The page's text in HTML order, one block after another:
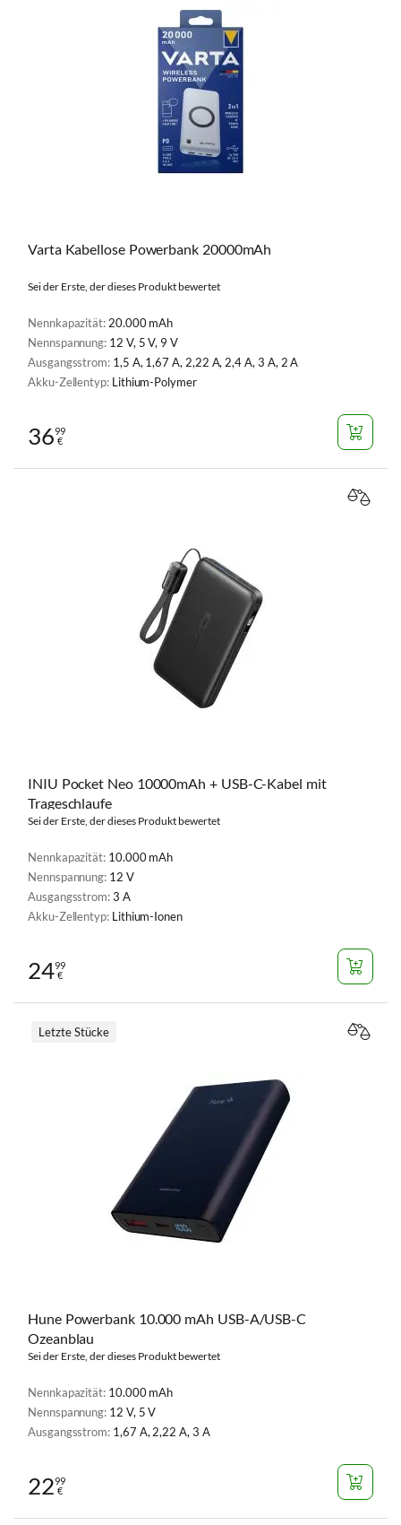
Varta Kabellose Powerbank 20000mAh
Sei der Erste, der dieses Produkt bewertet
Nennkapazität: 20.000 mAh
Nennspannung: 12 V, 5 V, 9 V
Ausgangsstrom: 1,5 A, 1,67 A, 2,22 A, 2,4 A, 3 A, 2 A
Akku-Zellentyp: Lithium-Polymer
3699
€
INIU Pocket Neo 10000mAh + USB-C-Kabel mit
Trageschlaufe
Sei der Erste, der dieses Produkt bewertet
Nennkapazität: 10.000 mAh
Nennspannung: 12 V
Ausgangsstrom:3 A
Akku-Zellentyp: Lithium-Ionen
2499
€
Hune Powerbank 10.000 mAh USB-A/USB-C
Ozeanblau
Sei der Erste, der dieses Produkt bewertet
Nennkapazität: 10.000 mAh
Nennspannung: 12 V, 5 V
Ausgangsstrom: 1,67 A, 2,22 A, 3 A
Letzte Stücke
2299
€